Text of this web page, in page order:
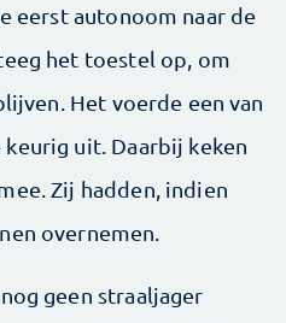
eerst autonoom naar de
het toestel op, om
Het voerde een van
uit. Daarbij keken
Zij hadden, indien
overnemen.
geen straaljager